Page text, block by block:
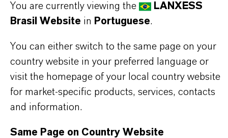
INFORMAÇÕES SOBRE O PRODUTO
de produto
de Cor
You are currently viewing the
LANXESS
Brasil Website in Portuguese.
You can either switch to the same page on your
country website in your preferred language or
visit the homepage of your local country website
for market-specific products, services, contacts
and information.
Same Page on Country Website